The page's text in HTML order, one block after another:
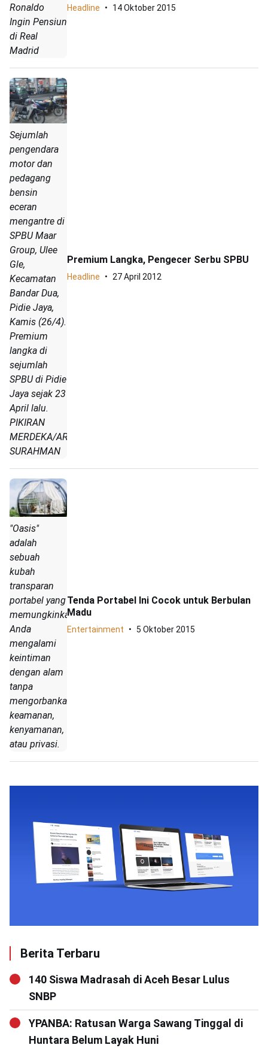
Ronaldo
Ingin Pensiun
di Real
Madrid
Headline 14 Oktober 2015
Sejumlah
pengendara
motor dan
pedagang
bensin
eceran
mengantre di
SPBU Maar
Group, Ulee
Gle,
Kecamatan
Bandar Dua,
Pidie Jaya,
Kamis (26/4).
Premium
langka di
sejumlah
SPBU di Pidie
Jaya sejak 23
April lalu.
PIKIRAN
MERDEKA/ARIF
SURAHMAN
Premium Langka, Pengecer Serbu SPBU
Headline 27 April 2012
"Oasis"
adalah
sebuah
kubah
transparan
portabel yang
memungkinkan
Anda
mengalami
keintiman
dengan alam
tanpa
mengorbankan
keamanan,
kenyamanan,
atau privasi.
Tenda Portabel Ini Cocok untuk Berbulan
Madu
Entertainment 5 Oktober 2015
Berita Terbaru
140 Siswa Madrasah di Aceh Besar Lulus
SNBP
YPANBA: Ratusan Warga Sawang Tinggal di
Huntara Belum Layak Huni